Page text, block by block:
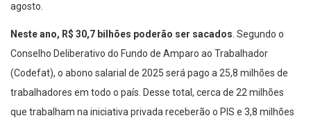
agosto.
Neste ano, R$ 30,7 bilhões poderão ser sacados . Segundo o
Conselho Deliberativo do Fundo de Amparo ao Trabalhador
(Codefat), o abono salarial de 2025 será pago a 25,8 milhões de
trabalhadores em todo o país. Desse total, cerca de 22 milhões
que trabalham na iniciativa privada receberão o PIS e 3,8 milhões